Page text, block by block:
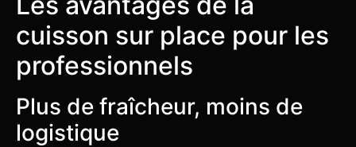
cuisson sur place pour les
professionnels
Plus de fraîcheur, moins de
logistique